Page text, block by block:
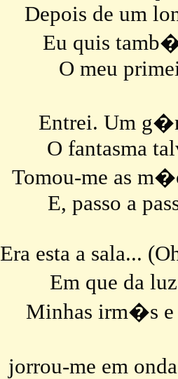
Depois de um
Eu quis
O meu
Entrei. Um
O fantasma
Tomou-me as
E, passo a
Era esta a sala...
Em que da
Minhas irm�s
jorrou-me em